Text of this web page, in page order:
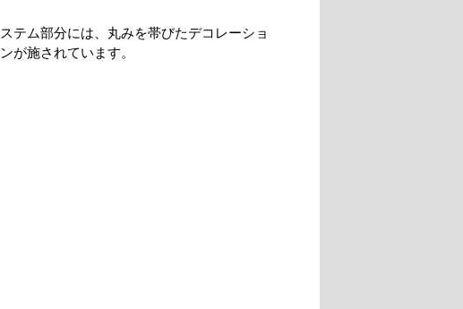
ステム部分には、丸みを帯びたデコレーショ
ンが施されています。